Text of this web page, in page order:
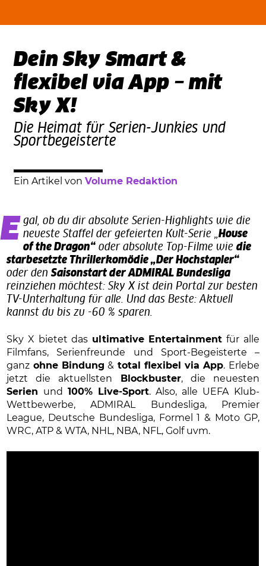
Dein Sky Smart &
flexibel via App – mit
Sky X!
Die Heimat für Serien-Junkies und
Sportbegeisterte
Ein Artikel von Volume Redaktion
Egal, ob du dir absolute Serien-Highlights wie die neueste Staffel der gefeierten Kult-Serie „House
of the Dragon“ oder absolute Top-Filme wie die
starbesetzte Thrillerkomödie „Der Hochstapler“
oder denSaisonstart der ADMIRAL Bundesliga
reinziehen möchtest: Sky X ist dein Portal zur besten
TV-Unterhaltung für alle. Und das Beste: Aktuell
kannst du bis zu -60 % sparen.
Sky X bietet das ultimative Entertainment für alle
Filmfans, Serienfreunde und Sport-Begeisterte –
ganz ohne Bindung & total flexibel via App. Erlebe
jetzt die aktuellsten
Blockbuster, die neuesten
Serien und 100% Live-Sport. Also, alle UEFA Klub-
Wettbewerbe, ADMIRAL Bundesliga, Premier
League, Deutsche Bundesliga, Formel 1 & Moto GP,
WRC, ATP & WTA, NHL, NBA, NFL, Golf uvm.